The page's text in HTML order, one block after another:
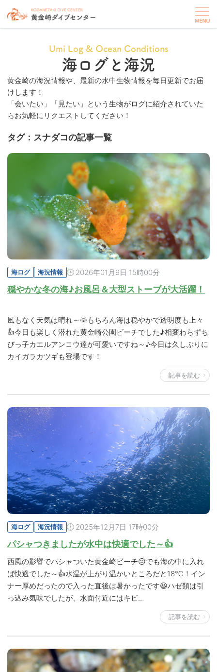
Umi Log & Ocean Conditions
海ログと海況
黄金崎の海況情報や、最新の水中生物情報を毎日更新でお届
けします！
「会いたい」「見たい」という生物がログに紹介されていた
らお気軽にリクエストしてください！
タグ：スナダコの記事一覧
海ログ 海況情報 2026年01月9日 15時00分
穏やかな冬の海♪お風呂＆大型ストーブが大活躍！
風もなく天気は晴れ～🌞もちろん海は穏やかで透明度も上々
👍今日も楽しく潜れた黄金崎公園ビーチでした♪相変わらずち
びっ子カエルアンコウ達が可愛いですね～♪今日は久しぶりに
カイガラカツギも登場です！
記事を読む
海ログ 海況情報 2025年12月7日 17時00分
パシャつきましたが水中は快適でした～👍
西風の影響でパシャついた黄金崎ビーチ😖でも海の中に入れ
ば快適でした～👍水温が上がり温かいところだと18℃！イン
ナー厚めだったので入った直後は暑かったです😆ハゼ類は引
っ込み気味でしたが、水面付近にはキビ…
記事を読む